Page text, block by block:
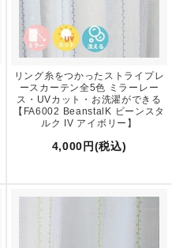
リング糸をつかったストライプレ
ースカーテン全5色 ミラーレー
ス・UVカット・お洗濯ができる
【FA6002 BeanstalK ビーンスタ
ルク IV アイボリー】
4,000円(税込)